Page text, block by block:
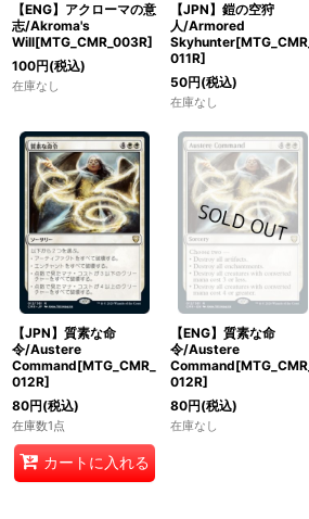
【ENG】アクローマの意
志/Akroma's
Will[MTG_CMR_003R]
100円(税込)
在庫なし
【JPN】鎧の空狩
人/Armored
Skyhunter[MTG_CMR_
011R]
50円(税込)
在庫なし
【JPN】質素な命
令/Austere
Command[MTG_CMR_
012R]
80円(税込)
在庫数1点
カートに入れる
【ENG】質素な命
令/Austere
Command[MTG_CMR_
012R]
80円(税込)
在庫なし